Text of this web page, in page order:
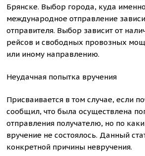
Брянске. Выбор города, куда
международное отправление
отправителя. Выбор зависит от
рейсов и свободных провозных
или иному направлению.
Неудачная попытка вручения
Присваивается в том случае, если
сообщил, что была осуществлена
отправления получателю, но по
вручение не состоялось. Данный
конкретной причины невручения.